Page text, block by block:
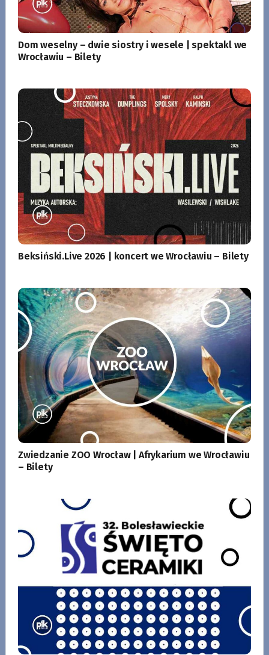
Dom weselny – dwie siostry i wesele | spektakl we
Wrocławiu – Bilety
Beksiński.Live 2026 | koncert we Wrocławiu – Bilety
Zwiedzanie ZOO Wrocław | Afrykarium we Wrocławiu
– Bilety